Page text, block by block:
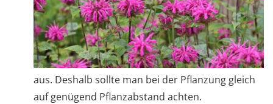
aus. Deshalb sollte man bei der Pflanzung gleich
auf genügend Pflanzabstand achten.